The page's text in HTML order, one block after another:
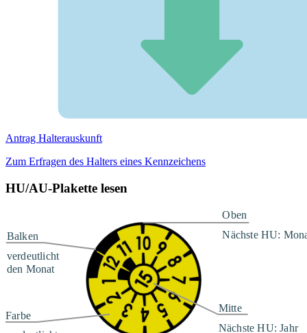
Antrag Halterauskunft
Zum Erfragen des Halters eines Kennzeichens
HU/AU-Plakette lesen